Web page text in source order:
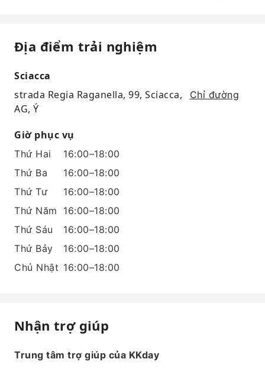
Địa điểm trải nghiệm
Sciacca
strada Regia Raganella, 99, Sciacca,
AG, Ý
Chỉ đường
Giờ phục vụ
Thứ Hai
16:00–18:00
Thứ Ba
16:00–18:00
Thứ Tư
16:00–18:00
Thứ Năm
16:00–18:00
Thứ Sáu
16:00–18:00
Thứ Bảy
16:00–18:00
Chủ Nhật 16:00–18:00
Nhận trợ giúp
Trung tâm trợ giúp của KKday